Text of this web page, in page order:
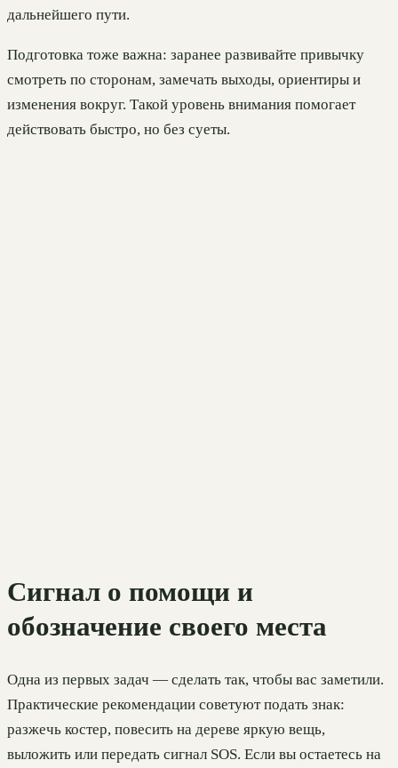
дальнейшего пути.
Подготовка тоже важна: заранее развивайте привычку
смотреть по сторонам, замечать выходы, ориентиры и
изменения вокруг. Такой уровень внимания помогает
действовать быстро, но без суеты.
Сигнал о помощи и
обозначение своего места
Одна из первых задач — сделать так, чтобы вас заметили.
Практические рекомендации советуют подать знак:
разжечь костер, повесить на дереве яркую вещь,
выложить или передать сигнал SOS. Если вы остаетесь на